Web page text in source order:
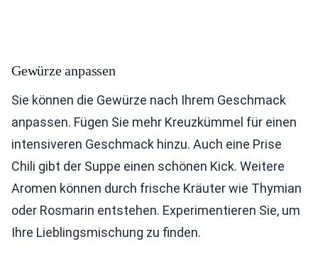
Gewürze anpassen
Sie können die Gewürze nach Ihrem Geschmack
anpassen. Fügen Sie mehr Kreuzkümmel für einen
intensiveren Geschmack hinzu. Auch eine Prise
Chili gibt der Suppe einen schönen Kick. Weitere
Aromen können durch frische Kräuter wie Thymian
oder Rosmarin entstehen. Experimentieren Sie, um
Ihre Lieblingsmischung zu finden.